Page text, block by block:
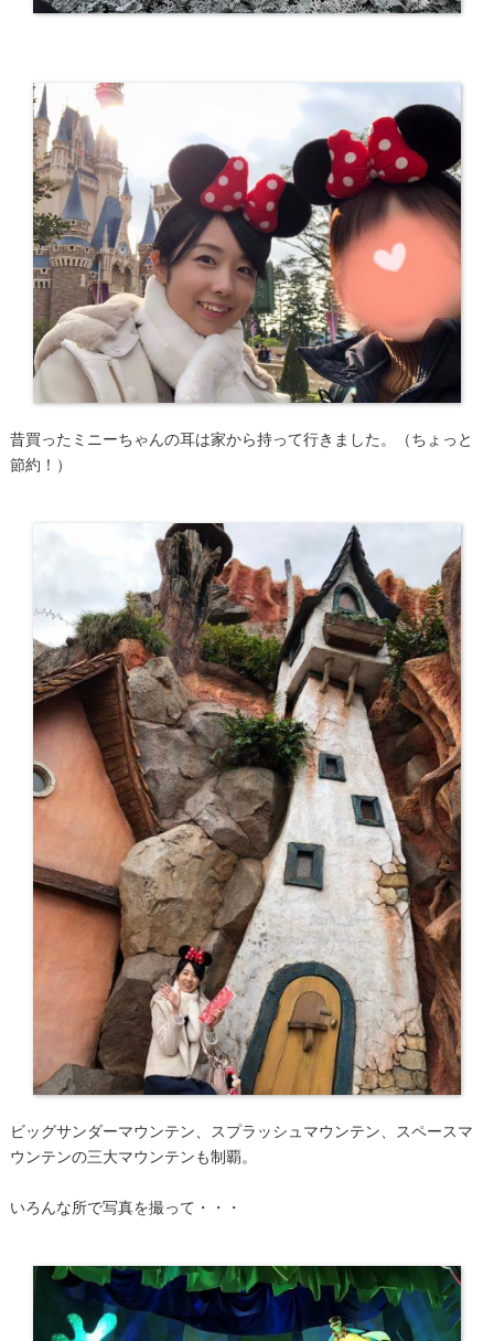
昔買ったミニーちゃんの耳は家から持って行きました。（ちょっと
節約！）
ビッグサンダーマウンテン、スプラッシュマウンテン、スペースマ
ウンテンの三大マウンテンも制覇。
いろんな所で写真を撮って・・・